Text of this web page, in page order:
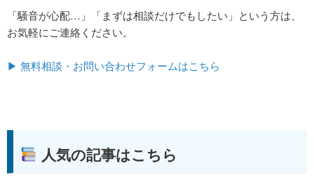
「騒音が心配…」「まずは相談だけでもしたい」という方は、
お気軽にご連絡ください。
▶ 無料相談・お問い合わせフォームはこちら
人気の記事はこちら